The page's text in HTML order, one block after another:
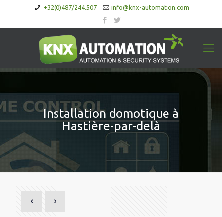
+32(0)487/244.507 info@knx-automation.com
Installation domotique à
Hastière-par-delà